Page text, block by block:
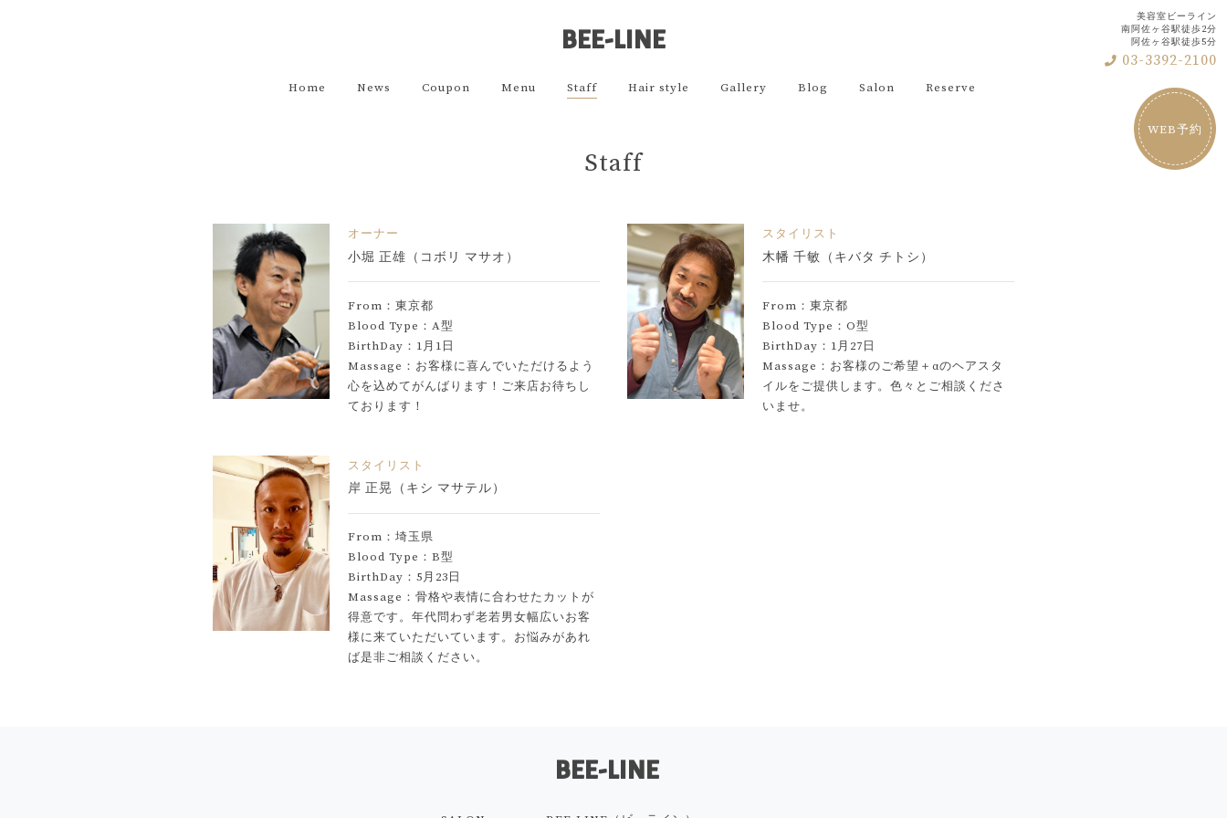
BEE-LINE
Home News Coupon Menu Staff Hair style Gallery Blog Salon Reserve
美容室ビーライン
南阿佐ヶ谷駅徒歩2分
阿佐ヶ谷駅徒歩5分
03-3392-2100
Staff
オーナー
小堀 正雄（コボリ マサオ）
From：東京都
Blood Type：A型
BirthDay：1月1日
Massage：お客様に喜んでいただけるよう
心を込めてがんばります！ご来店お待ちし
ております！
スタイリスト
木幡 千敏（キバタ チトシ）
From：東京都
Blood Type： O型
BirthDay：1月27日
Massage：お客様のご希望＋αのヘアスタ
イルをご提供します。色々とご相談くださ
いませ。
スタイリスト
岸 正晃（キシ マサテル）
From：埼玉県
Blood Type：B型
BirthDay：5月23日
Massage：骨格や表情に合わせたカットが
得意です。年代問わず老若男女幅広いお客
様に来ていただいています。お悩みがあれ
ば是非ご相談ください。
WEB予約
BEE-LINE